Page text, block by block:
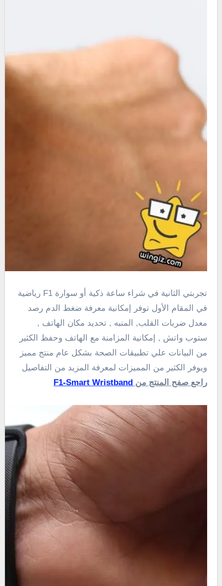
تجربتي الثانية في شراء ساعة ذكية أو سوارة F1 رياضية
في المقام الأول توفر إمكانية معرفة ضغط الدم رصد
معدل ضربات القلب, المنبه , تحديد مكان الهاتف ,
ستوب واتش , إمكانية المزامنة مع الهاتف وحفظ الكثير
من البيانات علي تطبيقات الصحة بشكل عام منتج مميز
ويوفر الكثير من المميزات لمعرفة المزيد من التفاصيل
راجع صفح المنتج من F1-Smart Wristband